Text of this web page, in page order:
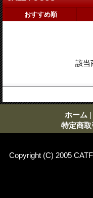
おすすめ順
該当
ホーム |
特定商
Copyright (C) 2005